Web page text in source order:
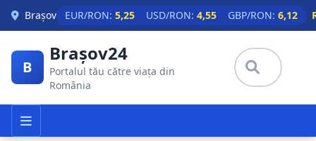
Skip to main content
Brașov EUR/RON: 5,25 USD/RON: 4,55 GBP/RON: 6,12
B
Brașov24
Portalul tău către viața din
România